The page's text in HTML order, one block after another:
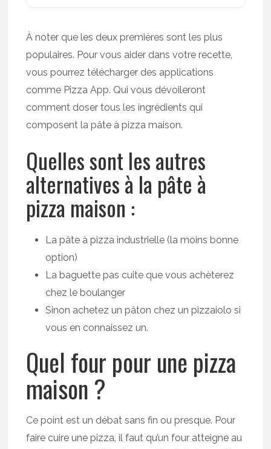
À noter que les deux premières sont les plus
populaires. Pour vous aider dans votre recette,
vous pourrez télécharger des applications
comme Pizza App. Qui vous dévoileront
comment doser tous les ingrédients qui
composent la pâte à pizza maison.
Quelles sont les autres
alternatives à la pâte à
pizza maison :
La pâte à pizza industrielle (la moins bonne
option)
La baguette pas cuite que vous achèterez
chez le boulanger
Sinon achetez un pâton chez un pizzaiolo si
vous en connaissez un.
Quel four pour une pizza
maison ?
Ce point est un débat sans fin ou presque. Pour
faire cuire une pizza, il faut qu’un four atteigne au